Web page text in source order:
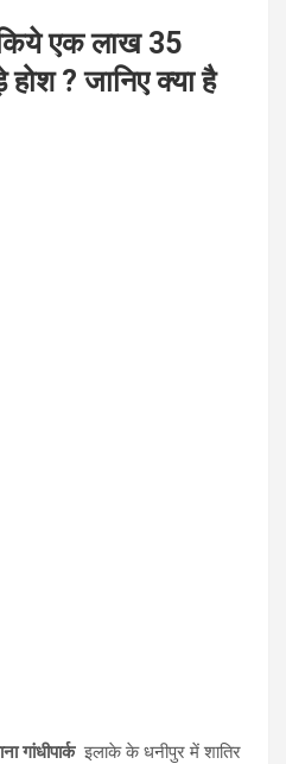
एक लाख 35
? जानिए क्या है
गांधीपार्क इलाके के धनीपुर में शातिर